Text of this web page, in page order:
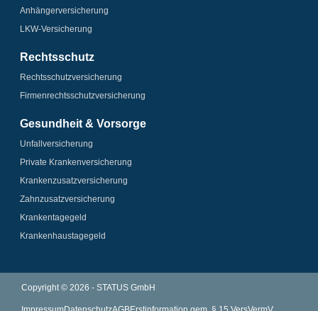
Anhänger­­versicherung
LKW-Versicherung
Rechtsschutz
Rechtsschutz­versicherung
Firmenrechtsschutz­versicherung
Gesundheit & Vorsorge
Unfallversicherung
Private Krankenversicherung
Krankenzusatz­­versicherung
Zahnzusatz­versicherung
Krankentagegeld
Krankenhaus­tagegeld
Copyright © 2026 - STATUS GmbH